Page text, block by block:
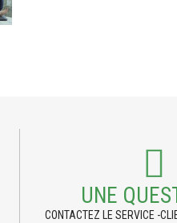
UNE
CONTACTEZ LE SERVICE -